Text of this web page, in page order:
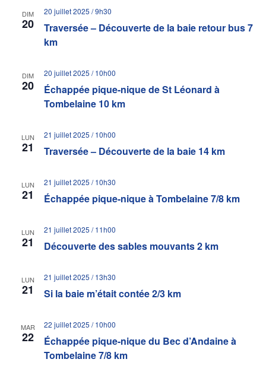
DIM
20
Traversée – Découverte de la baie retour bus 7
km
20 juillet 2025 / 9h30
DIM
20
Échappée pique-nique de St Léonard à
Tombelaine 10 km
20 juillet 2025 / 10h00
LUN
21 Traversée – Découverte de la baie 14 km
21 juillet 2025 / 10h00
LUN
21 Échappée pique-nique à Tombelaine 7/8 km
21 juillet 2025 / 10h30
LUN
21 Découverte des sables mouvants 2 km
21 juillet 2025 / 11h00
LUN
21 Si la baie m’était contée 2/3 km
21 juillet 2025 / 13h30
MAR
22
Échappée pique-nique du Bec d’Andaine à
Tombelaine 7/8 km
22 juillet 2025 / 10h00